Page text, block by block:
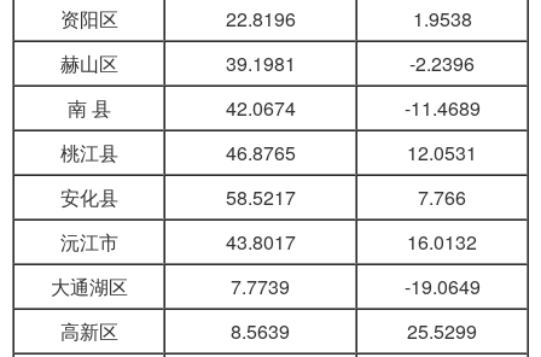
资阳区
22.8196
1.9538
赫山区
39.1981
-2.2396
南 县
42.0674
-11.4689
桃江县
46.8765
12.0531
安化县
58.5217
7.766
沅江市
43.8017
16.0132
大通湖区
7.7739
-19.0649
高新区
8.5639
25.5299